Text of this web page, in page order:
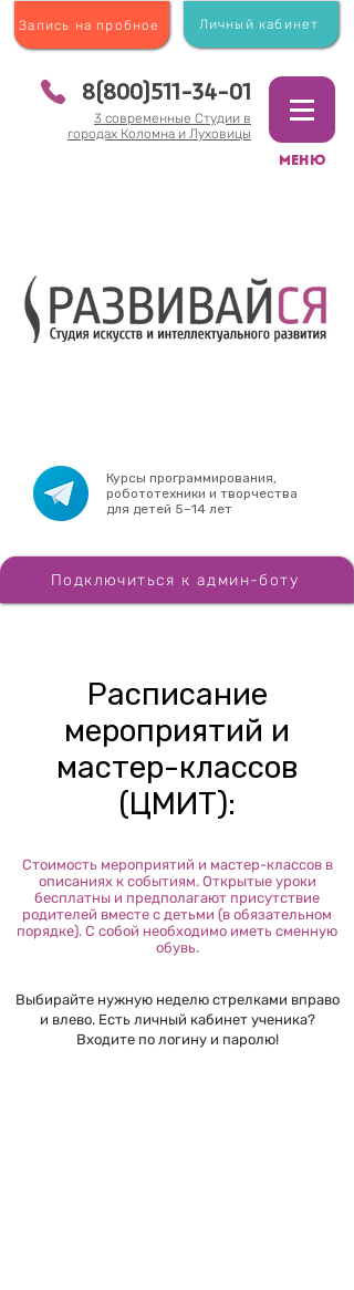
3 современные Студии в
городах Коломна и Луховицы
8(800)511-34-01
Запись на пробное Личный кабинет
Курсы программирования,
робототехники и творчества
для детей 5–14 лет
Подключиться к админ-боту
МЕНЮ
Расписание
мероприятий и
мастер-классов
(ЦМИТ):
Стоимость мероприятий и мастер-классов в
описаниях к событиям. Открытые уроки
бесплатны и предполагают присутствие
родителей вместе с детьми (в обязательном
порядке). С собой необходимо иметь сменную
обувь.
Выбирайте нужную неделю стрелками вправо
и влево. Есть личный кабинет ученика?
Входите по логину и паролю!